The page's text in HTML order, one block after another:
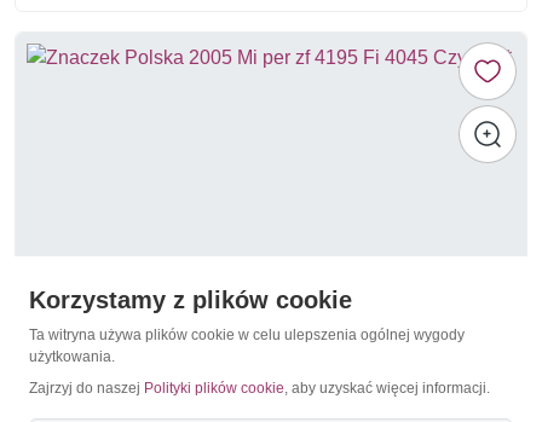
Korzystamy z plików cookie
Ta witryna używa plików cookie w celu ulepszenia ogólnej wygody
użytkowania.
Zajrzyj do naszej Polityki plików cookie, aby uzyskać więcej informacji.